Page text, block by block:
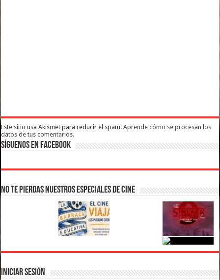
Este sitio usa Akismet para reducir el spam.Aprende cómo se procesan los
datos de tus comentarios.
Síguenos en Facebook
No te pierdas nuestros Especiales de Cine
Iniciar Sesión